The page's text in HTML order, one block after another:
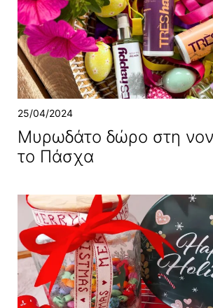
25/04/2024
Μυρωδάτο δώρο στη
το Πάσχα